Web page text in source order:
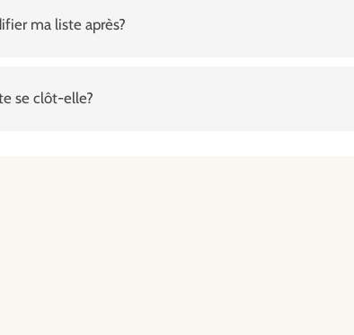
ma liste après?
se clôt-elle?